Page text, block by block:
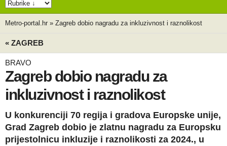
Metro-portal.hr » Zagreb dobio nagradu za inkluzivnost i raznolikost
« ZAGREB
BRAVO
Zagreb dobio nagradu za
inkluzivnost i raznolikost
U konkurenciji 70 regija i gradova Europske unije,
Grad Zagreb dobio je zlatnu nagradu za Europsku
prijestolnicu inkluzije i raznolikosti za 2024., u